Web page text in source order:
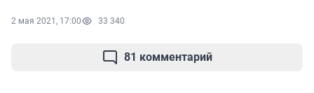
2 мая 2021, 17:00 33 340
81 комментарий